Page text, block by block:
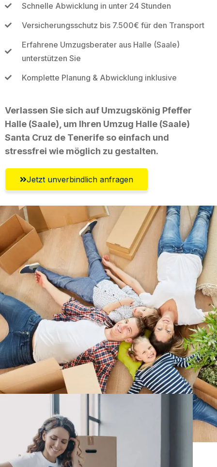
Schnelle Abwicklung in unter 24 Stunden
Versicherungsschutz bis 7.500€ für den Transport
Erfahrene Umzugsberater aus Halle (Saale)
unterstützen Sie
Komplette Planung & Abwicklung inklusive
Verlassen Sie sich auf Umzugskönig Pfeffer
Halle (Saale), um Ihren Umzug Halle (Saale)
Santa Cruz de Tenerife so einfach und
stressfrei wie möglich zu gestalten.
Jetzt unverbindlich anfragen